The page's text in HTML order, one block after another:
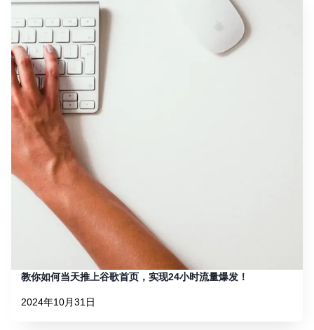
教你如何当天推上谷歌首页，实现24小时流量爆发！
2024年10月31日